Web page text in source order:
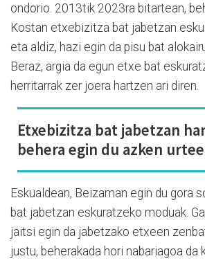
ondorio. 2013tik 2023ra bitartean,
Kostan etxebizitza bat jabetzan
eta aldiz, hazi egin da pisu bat
Beraz, argia da egun etxe bat
herritarrak zer joera hartzen ari diren.
Etxebizitza bat jabetzan
behera egin du azken
Eskualdean, Beizaman egin du gora
bat jabetzan eskuratzeko moduak.
jaitsi egin da jabetzako etxeen
justu, beherakada hori nabariagoa da